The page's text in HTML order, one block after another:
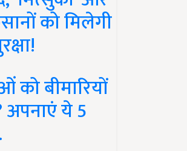
को मिलेगी
बीमारियों
ये 5